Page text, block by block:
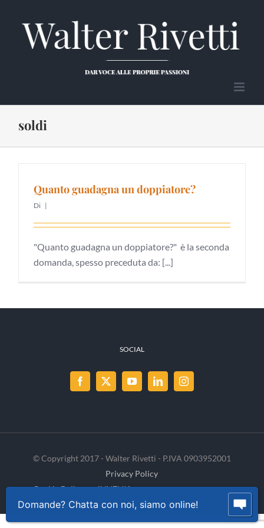
contenuto
soldi
Quanto guadagna un doppiatore?
Di |
"Quanto guadagna un doppiatore?" è la seconda
domanda, spesso preceduta da: [...]
SOCIAL
© Copyright 2017 - Walter Rivetti - P.IVA 0903952001
Privacy Policy
Cookie Policy
INVENIA
Domande? Chatta con noi, siamo online!